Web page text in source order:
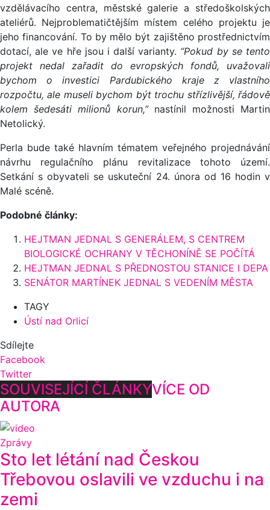
vzdělávacího centra, městské galerie a středoškolských
ateliérů. Nejproblematičtějším místem celého projektu je
jeho financování. To by mělo být zajištěno prostřednictvím
dotací, ale ve hře jsou i další varianty. “Pokud by se tento
projekt nedal zařadit do evropských fondů, uvažovali
bychom o investici Pardubického kraje z vlastního
rozpočtu, ale museli bychom být trochu střízlivější, řádově
kolem šedesáti milionů korun,”nastínil možnosti Martin
Netolický.
Perla bude také hlavním tématem veřejného projednávání
návrhu regulačního plánu revitalizace tohoto území.
Setkání s obyvateli se uskuteční 24. února od 16 hodin v
Malé scéně.
Podobné články:
HEJTMAN JEDNAL S GENERÁLEM, S CENTREM
BIOLOGICKÉ OCHRANY V TĚCHONÍNĚ SE POČÍTÁ
HEJTMAN JEDNAL S PŘEDNOSTOU STANICE I DEPA
SENÁTOR MARTÍNEK JEDNAL S VEDENÍM MĚSTA
TAGY
Ústí nad Orlicí
Sdílejte
Facebook
Twitter
SOUVISEJÍCÍ ČLÁNKYVÍCE OD
AUTORA
Zprávy
Sto let létání nad Českou
Třebovou oslavili ve vzduchu i na
zemi